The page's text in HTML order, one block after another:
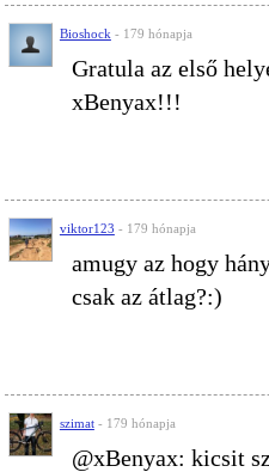
Bioshock - 179 hónapja
Gratula az első
xBenyax!!!
viktor123 - 179 hónapja
amugy az hogy
csak az átlag?:)
szimat - 179 hónapja
@xBenyax: kicsit